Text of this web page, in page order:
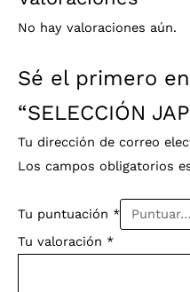
No hay valoraciones aún.
Sé el primero
“SELECCIÓN
Tu dirección de correo
Los campos obligatorios
Tu puntuación *
Tu valoración *